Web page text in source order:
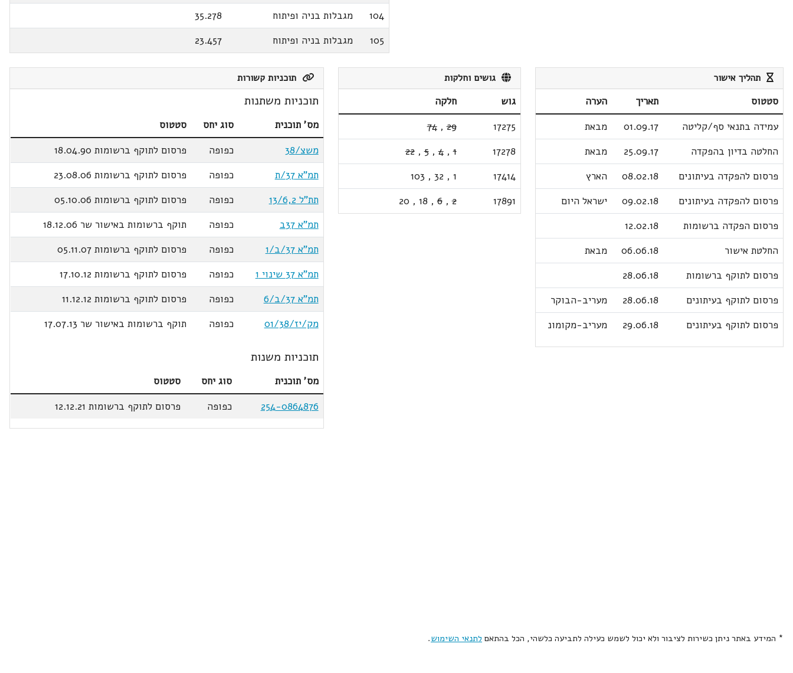
104
מגבלות בניה ופיתוח
35.278
105
מגבלות בניה ופיתוח 23.457
תהליך אישור
סטטוס תאריך
הערה
עמידה בתנאי סף/קליטה
01.09.17
מבאת
החלטה בדיון בהפקדה
25.09.17
מבאת
פרסום להפקדה בעיתונים
08.02.18
הארץ
פרסום להפקדה בעיתונים
09.02.18
ישראל היום
פרסום הפקדה ברשומות
12.02.18
החלטת אישור
06.06.18
מבאת
פרסום לתוקף ברשומות
28.06.18
פרסום לתוקף בעיתונים
28.06.18
מעריב-הבוקר
פרסום לתוקף בעיתונים
29.06.18 מעריב-מקומונ
גושים וחלקות
גוש
חלקה
17275
29
,
74
17278
1
,
4
,
5
,
22
17414
1
,
32
,
103
17891
2
,
6
,
18
,
20
תוכניות קשורות
תוכניות משתנות
מס' תוכנית סוג יחס
סטטוס
משצ/38
כפופה
פרסום לתוקף ברשומות 18.04.90
תמ"א 37/ת
כפופה
פרסום לתוקף ברשומות 23.08.06
תת"ל 13/6,2
כפופה
פרסום לתוקף ברשומות 05.10.06
תמ"א 37ב
כפופה
תוקף ברשומות באישור שר 18.12.06
תמ"א 37/ב/1
כפופה
פרסום לתוקף ברשומות 05.11.07
תמ"א 37 שינוי 1
כפופה
פרסום לתוקף ברשומות 17.10.12
תמ"א 37/ב/6
כפופה
פרסום לתוקף ברשומות 11.12.12
מק/יז/01/38
כפופה תוקף ברשומות באישור שר 17.07.13
תוכניות משנות
מס' תוכנית סוג יחס
סטטוס
254-0864876
כפופה פרסום לתוקף ברשומות 12.12.21
* המידע באתר ניתן כשירות לציבור ולא יכול לשמש כעילה לתביעה כלשהי, הכל בהתאם לתנאי השימוש.